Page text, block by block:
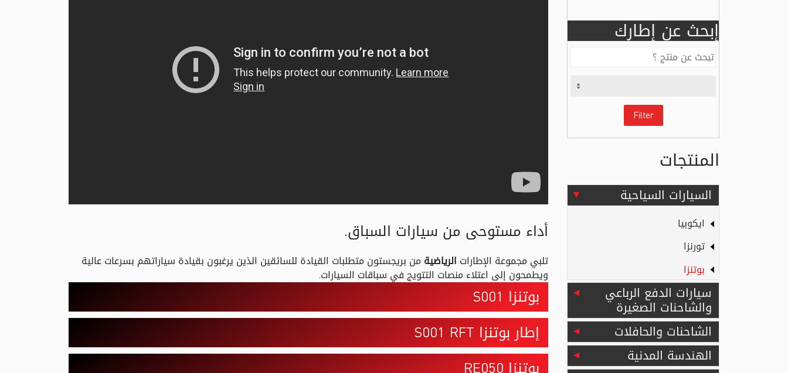
إبحث عن إطارك
Filter
المنتجات
السيارات السياحية
ايكوبيا
تورنزا
بوتنزا
سيارات الدفع الرباعي
والشاحنات الصغيرة
الشاحنات والحافلات
الهندسة المدنية
أداء مستوحى من سيارات السباق.
تلبي مجموعة الإطارات الرياضيةمن بريجستون متطلبات القيادة للسائقين الذين يرغبون بقيادة سياراتهم بسرعات عالية
ويطمحون إلى اعتلاء منصات التتويج في سباقات السيارات.
بوتنزا S001
إطار بوتنزا S001 RFT